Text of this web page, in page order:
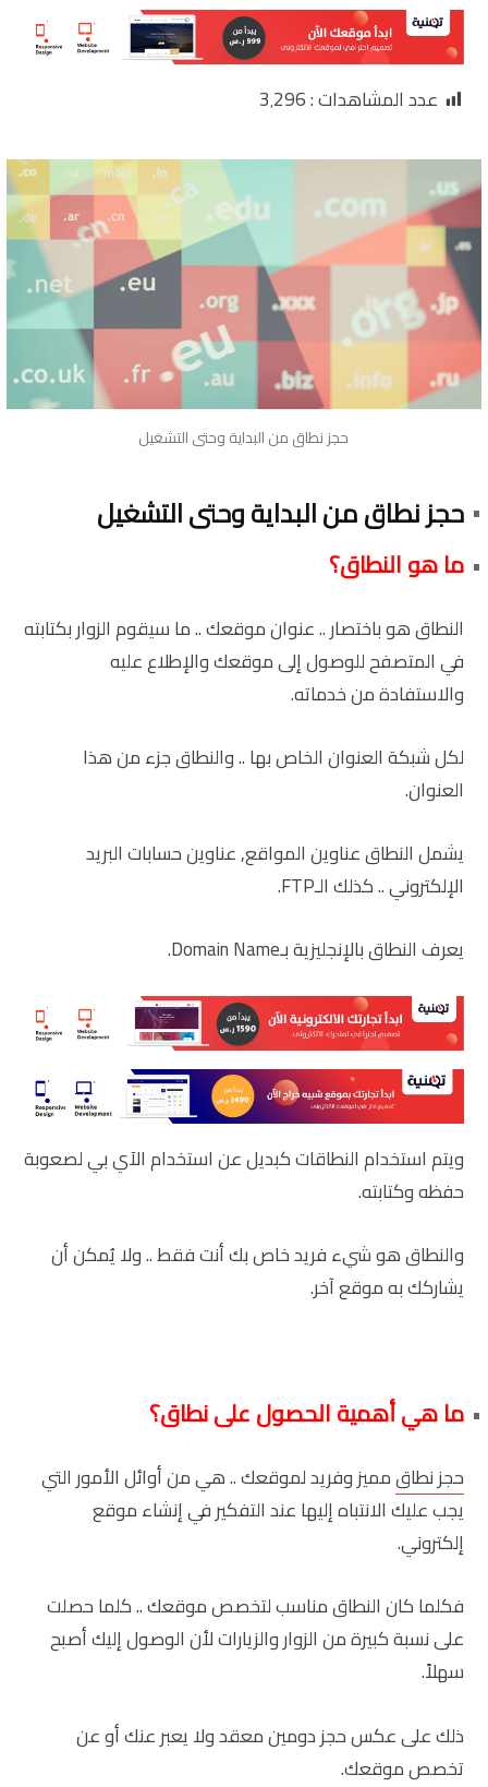
عدد المشاهدات :3٬296
حجز نطاق من البداية وحتى التشغيل
حجز نطاق من البداية وحتى التشغيل
ما هو النطاق؟
النطاق هو باختصار .. عنوان موقعك .. ما سيقوم الزوار بكتابته
في المتصفح للوصول إلى موقعك والإطلاع عليه
والاستفادة من خدماته.
لكل شبكة العنوان الخاص بها .. والنطاق جزء من هذا
العنوان.
يشمل النطاق عناوين المواقع, عناوين حسابات البريد
الإلكتروني .. كذلك الـFTP.
يعرف النطاق بالإنجليزية بـDomain Name.
ويتم استخدام النطاقات كبديل عن استخدام الآي بي لصعوبة
حفظه وكتابته.
والنطاق هو شيء فريد خاص بك أنت فقط .. ولا يُمكن أن
يشاركك به موقع آخر.
ما هي أهمية الحصول على نطاق؟
حجز نطاقمميز وفريد لموقعك .. هي من أوائل الأمور التي
يجب عليك الانتباه إليها عند التفكير في إنشاء موقع
إلكتروني.
فكلما كان النطاق مناسب لتخصص موقعك .. كلما حصلت
على نسبة كبيرة من الزوار والزيارات لأن الوصول إليك أصبح
سهلاً.
ذلك على عكس حجز دومين معقد ولا يعبر عنك أو عن
تخصص موقعك.